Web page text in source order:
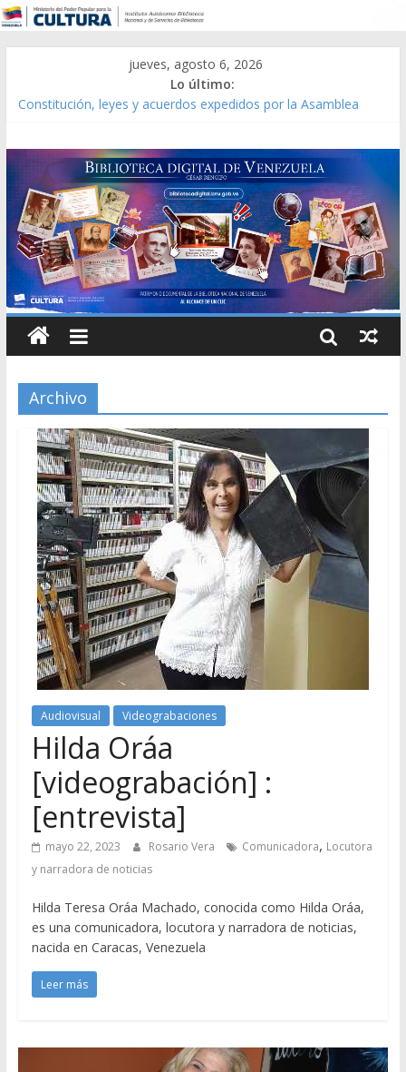
jueves, agosto 6, 2026
Lo último:
Constitución, leyes y acuerdos expedidos por la Asamblea
Modesta Bor Sánchez [material gráfico]
Gaceta Oficial de la República de Venezuela año CXXXIII Mes V,
Caracas 09 de marzo de 2006 N° 38.394
Catálogo temático de obras de Modesta Bor
Archivo
Audiovisual Videograbaciones
Hilda Oráa
[videograbación] :
[entrevista]
mayo 22, 2023 Rosario Vera Comunicadora, Locutora
y narradora de noticias
Hilda Teresa Oráa Machado, conocida como Hilda Oráa,
es una comunicadora, locutora y narradora de noticias,
nacida en Caracas, Venezuela
Leer más